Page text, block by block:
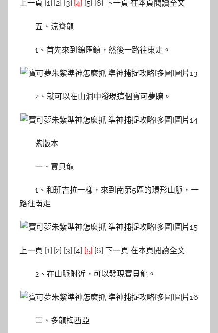
上一頁 [1] [2] [3] [4] [5] [6] 下一頁 在本頁閱讀全文
五、涼脊龍
1、首先來到錦匯鎮，然後一路往東走。
2、就可以在山洞中發現這個寶可夢瞭。
紫版本
一、寶貝龍
1、和班吉拉一樣，來到南第5區的環形山脈，一
路往南走
上一頁 [1] [2] [3] [4] [5] [6] 下一頁 在本頁閱讀全文
2、在山脈附近，可以發現寶貝龍。
二、多龍梅西亞